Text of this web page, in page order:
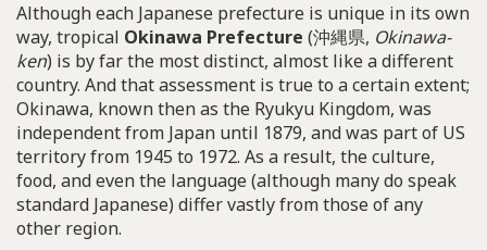
Although each Japanese prefecture is unique in its own
way, tropical Okinawa Prefecture (沖縄県, Okinawa-
ken) is by far the most distinct, almost like a different
country. And that assessment is true to a certain extent;
Okinawa, known then as the Ryukyu Kingdom, was
independent from Japan until 1879, and was part of US
territory from 1945 to 1972. As a result, the culture,
food, and even the language (although many do speak
standard Japanese) differ vastly from those of any
other region.